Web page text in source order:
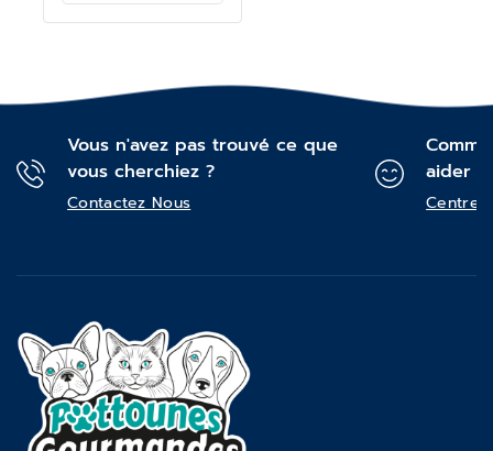
Vous n'avez pas trouvé ce que
vous cherchiez ?
Contactez Nous
aider ?
Centre